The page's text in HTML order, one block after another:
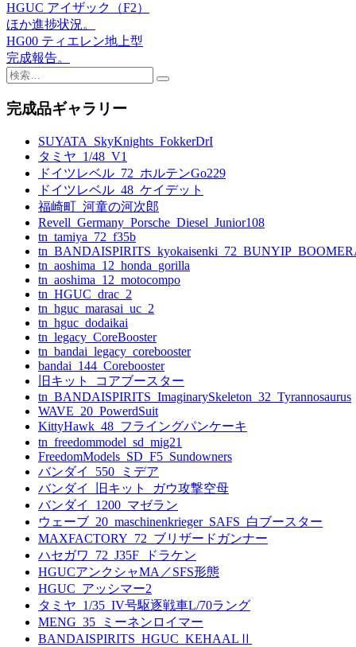
投
稿
ナ
ビ
ゲ
HGUC アイザック（F2）
ほか進捗状況。
HG00 ティエレン地上型
完成報告。
検
完成品ギャラリー
SUYATA_SkyKnights_FokkerDrI
タミヤ_1/48_V1
ドイツレベル_72_ホルテンGo229
ドイツレベル_48_ケイデット
福崎町_河童の河次郎
Revell_Germany_Porsche_Diesel_Junior108
tn_tamiya_72_f35b
tn_aoshima_12_honda_gorilla
tn_aoshima_12_motocompo
tn_HGUC_drac_2
tn_hguc_marasai_uc_2
tn_hguc_dodaikai
tn_legacy_CoreBooster
tn_bandai_legacy_corebooster
bandai_144_Corebooster
旧キット_コアブースター
tn_BANDAISPIRITS_ImaginarySkeleton_32_Tyrannosaurus
WAVE_20_PowerdSuit
KittyHawk_48_フライングパンケーキ
tn_freedommodel_sd_mig21
FreedomModels_SD_F5_Sundowners
バンダイ_550_ミデア
バンダイ_旧キット_ガウ攻撃空母
バンダイ_1200_マゼラン
ウェーブ_20_maschinenkrieger_SAFS_白ブースター
MAXFACTORY_72_ブリザードガンナー
ハセガワ_72_J35F_ドラケン
HGUCアンクシャMA／SFS形態
HGUC_アッシマー2
タミヤ_1/35_IV号駆逐戦車L/70ラング
MENG_35_ミーネンロイマー
BANDAISPIRITS_HGUC_KEHAALⅡ